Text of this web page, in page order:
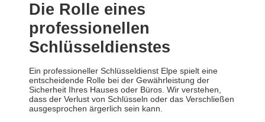
Die Rolle eines
professionellen
Schlüsseldienstes
Ein professioneller Schlüsseldienst Elpe spielt eine
entscheidende Rolle bei der Gewährleistung der
Sicherheit Ihres Hauses oder Büros. Wir verstehen,
dass der Verlust von Schlüsseln oder das Verschließen
ausgesprochen ärgerlich sein kann.